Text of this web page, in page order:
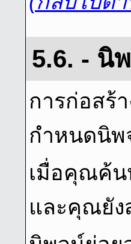
5.6. - นิ
การก่อสร้า
กําหนดนิพ
เมื่อคุณค้น
และคุณยัง